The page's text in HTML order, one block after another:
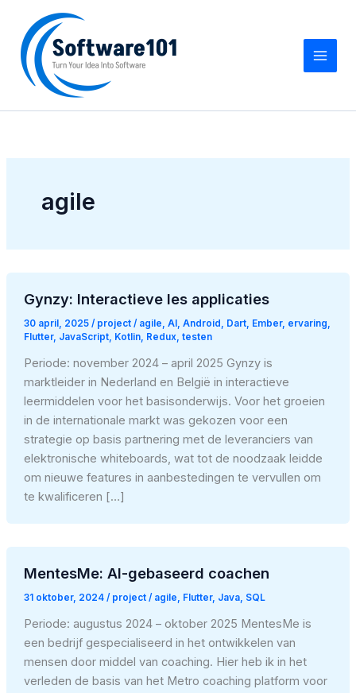
inhoud
agile
Gynzy: Interactieve les applicaties
30 april, 2025 / project/ agile, AI , Android , Dart, Ember, ervaring,
Flutter, JavaScript, Kotlin, Redux, testen
Periode: november 2024 – april 2025 Gynzy is
marktleider in Nederland en België in interactieve
leermiddelen voor het basisonderwijs. Voor het groeien
in de internationale markt was gekozen voor een
strategie op basis partnering met de leveranciers van
elektronische whiteboards, wat tot de noodzaak leidde
om nieuwe features in aanbestedingen te vervullen om
te kwalificeren […]
MentesMe: AI-gebaseerd coachen
31 oktober, 2024 / project/ agile Flutter, Java, SQL
Periode: augustus 2024 – oktober 2025 MentesMe is
een bedrijf gespecialiseerd in het ontwikkelen van
mensen door middel van coaching. Hier heb ik in het
verleden de basis van het Metro coaching platform voor
e
k
e